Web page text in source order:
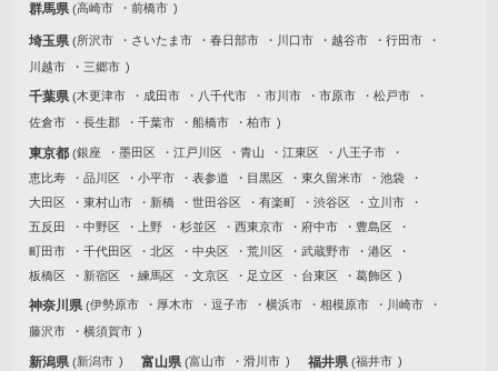
群馬県 高崎市 前橋市
埼玉県 所沢市 さいたま市 春日部市 川口市 越谷市
行田市
川越市
三郷市
千葉県 木更津市 成田市 八千代市 市川市 市原市
松戸市
佐倉市
長生郡 千葉市 船橋市 柏市
東京都 銀座 墨田区 江戸川区 青山 江東区
八王子市
恵比寿
品川区 小平市 表参道 目黒区 東久留米市
池袋
大田区
東村山市 新橋 世田谷区 有楽町 渋谷区
立川市
五反田
中野区 上野 杉並区 西東京市 府中市
豊島区
町田市
千代田区 北区 中央区 荒川区 武蔵野市
港区
板橋区
新宿区 練馬区 文京区 足立区 台東区 葛飾区
神奈川県 伊勢原市 厚木市 逗子市 横浜市 相模原市
川崎市
藤沢市
横須賀市
新潟県 新潟市 富山県 富山市 滑川市 福井県 福井市